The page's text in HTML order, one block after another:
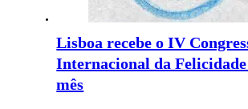
Lisboa recebe o IV
Internacional da
mês